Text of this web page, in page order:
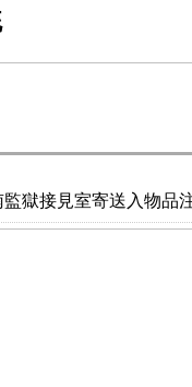
獄接見室寄送入物品